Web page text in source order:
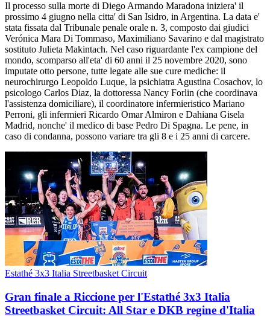
Il processo sulla morte di Diego Armando Maradona iniziera' il
prossimo 4 giugno nella citta' di San Isidro, in Argentina. La data e'
stata fissata dal Tribunale penale orale n. 3, composto dai giudici
Verónica Mara Di Tommaso, Maximiliano Savarino e dal magistrato
sostituto Julieta Makintach. Nel caso riguardante l'ex campione del
mondo, scomparso all'eta' di 60 anni il 25 novembre 2020, sono
imputate otto persone, tutte legate alle sue cure mediche: il
neurochirurgo Leopoldo Luque, la psichiatra Agustina Cosachov, lo
psicologo Carlos Diaz, la dottoressa Nancy Forlin (che coordinava
l'assistenza domiciliare), il coordinatore infermieristico Mariano
Perroni, gli infermieri Ricardo Omar Almiron e Dahiana Gisela
Madrid, nonche' il medico di base Pedro Di Spagna. Le pene, in
caso di condanna, possono variare tra gli 8 e i 25 anni di carcere.
Estathé 3x3 Italia Streetbasket Circuit
Gran finale a Riccione per l'Estathé 3x3 Italia
Streetbasket Circuit: All Star e DKB regine d'Italia